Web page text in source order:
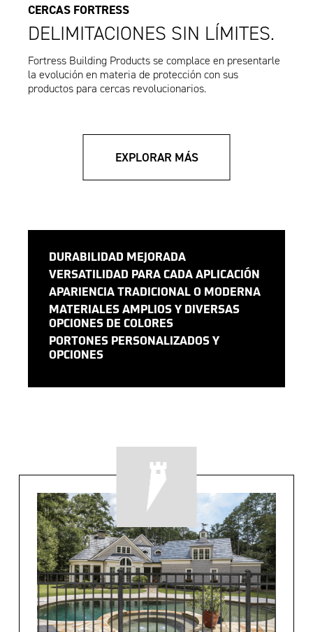
CERCAS FORTRESS
DELIMITACIONES SIN LÍMITES.
Fortress Building Products se complace en presentarle
la evolución en materia de protección con sus
productos para cercas revolucionarios.
EXPLORAR MÁS
DURABILIDAD MEJORADA
VERSATILIDAD PARA CADA APLICACIÓN
APARIENCIA TRADICIONAL O MODERNA
MATERIALES AMPLIOS Y DIVERSAS
OPCIONES DE COLORES
PORTONES PERSONALIZADOS Y
OPCIONES